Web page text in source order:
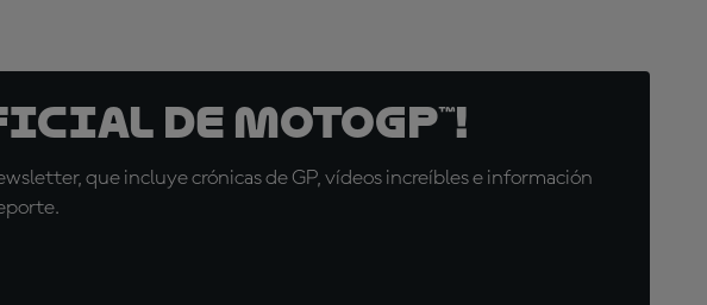
de MotoGP™!
que incluye crónicas de GP, vídeos increíbles e información